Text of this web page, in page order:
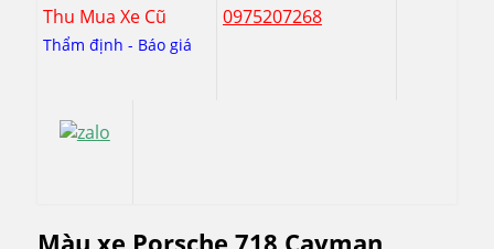
Thu Mua Xe Cũ
Thẩm định - Báo giá
0975207268